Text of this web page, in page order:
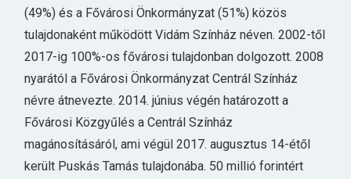
(49%) és a Fővárosi Önkormányzat (51%) közös
tulajdonaként működött Vidám Színház néven. 2002-től
2017-ig 100%-os fővárosi tulajdonban dolgozott. 2008
nyarától a Fővárosi Önkormányzat Centrál Színház
névre átnevezte. 2014. június végén határozott a
Fővárosi Közgyűlés a Centrál Színház
magánosításáról, ami végül 2017. augusztus 14-étől
került Puskás Tamás tulajdonába. 50 millió forintért